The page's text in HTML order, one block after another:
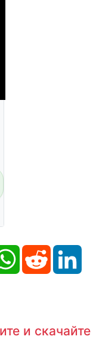
WhatsAppReddit
и скачайте